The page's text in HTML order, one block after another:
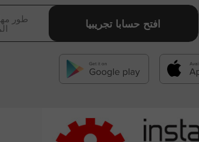
طور افتح حسابا تجريبيا